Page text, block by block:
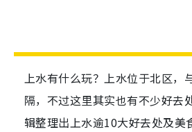
上水有什么玩？上水位于北区，
隔，不过这里其实也有不少好去
辑整理出上水逾10大好去处及美